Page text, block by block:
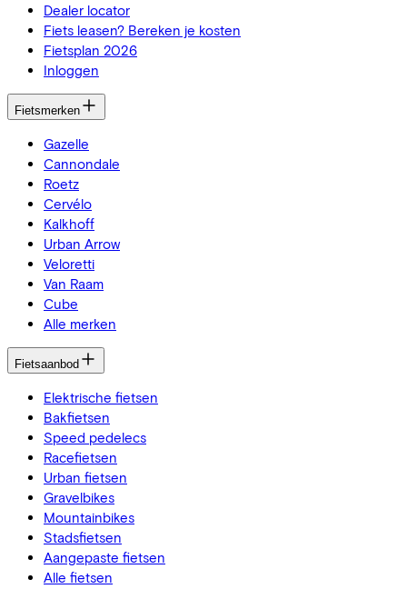
Dealer locator
Fiets leasen? Bereken je kosten
Fietsplan 2026
Inloggen
Fietsmerken
Gazelle
Cannondale
Roetz
Cervélo
Kalkhoff
Urban Arrow
Veloretti
Van Raam
Cube
Alle merken
Fietsaanbod
Elektrische fietsen
Bakfietsen
Speed pedelecs
Racefietsen
Urban fietsen
Gravelbikes
Mountainbikes
Stadsfietsen
Aangepaste fietsen
Alle fietsen